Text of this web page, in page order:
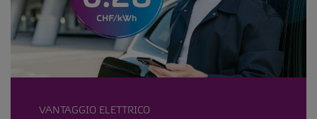
VANTAGGIO ELETTRICO